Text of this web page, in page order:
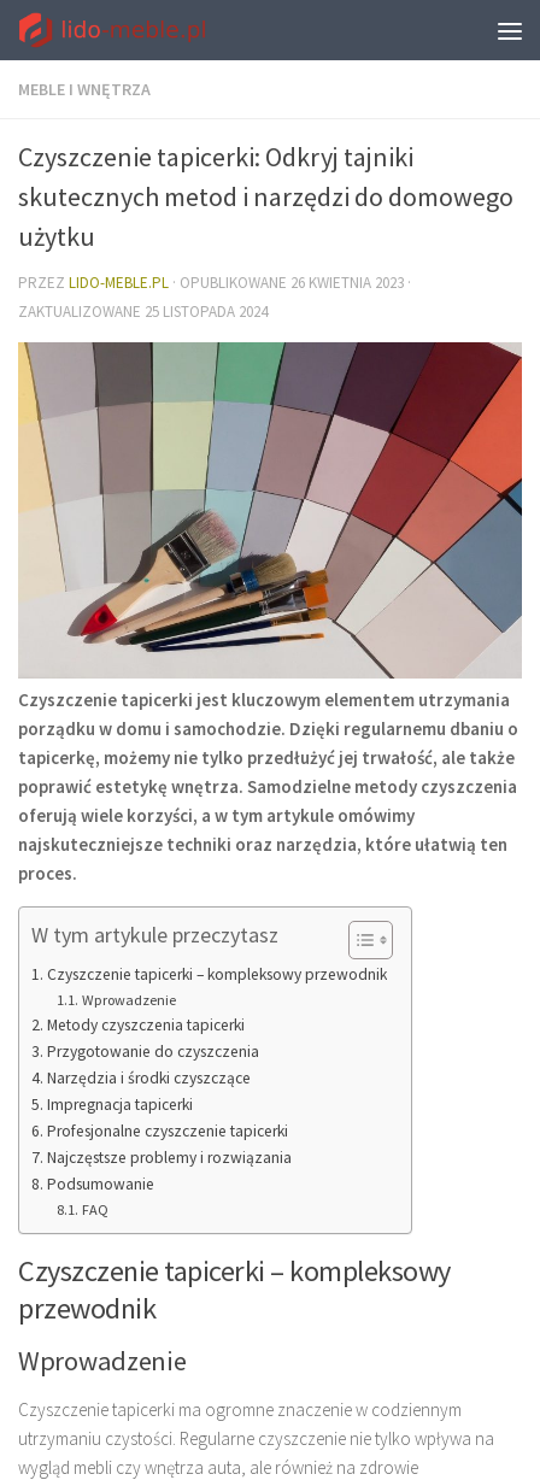
MEBLE I WNĘTRZA
Czyszczenie tapicerki: Odkryj tajniki
skutecznych metod i narzędzi do domowego
użytku
PRZEZ LIDO-MEBLE.PL · OPUBLIKOWANE 26 KWIETNIA 2023 ·
ZAKTUALIZOWANE 25 LISTOPADA 2024
Czyszczenie tapicerki jest kluczowym elementem utrzymania
porządku w domu i samochodzie. Dzięki regularnemu dbaniu o
tapicerkę, możemy nie tylko przedłużyć jej trwałość, ale także
poprawić estetykę wnętrza. Samodzielne metody czyszczenia
oferują wiele korzyści, a w tym artykule omówimy
najskuteczniejsze techniki oraz narzędzia, które ułatwią ten
proces.
W tym artykule przeczytasz
Czyszczenie tapicerki – kompleksowy przewodnik
Wprowadzenie
Metody czyszczenia tapicerki
Przygotowanie do czyszczenia
Narzędzia i środki czyszczące
Impregnacja tapicerki
Profesjonalne czyszczenie tapicerki
Najczęstsze problemy i rozwiązania
Podsumowanie
FAQ
Czyszczenie tapicerki – kompleksowy
przewodnik
Wprowadzenie
Czyszczenie tapicerki ma ogromne znaczenie w codziennym
utrzymaniu czystości. Regularne czyszczenie nie tylko wpływa na
wygląd mebli czy wnętrza auta, ale również na zdrowie